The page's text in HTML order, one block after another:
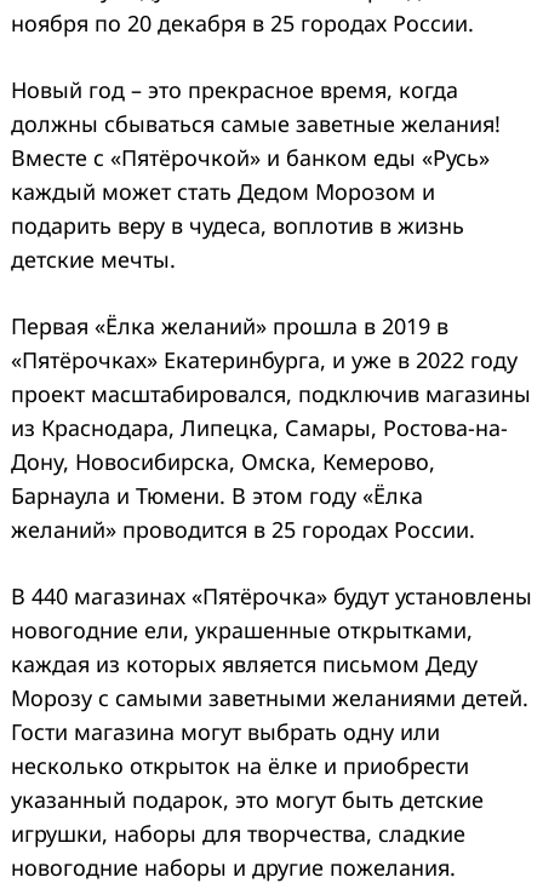
ноября по 20 декабря в 25 городах России.
Новый год – это прекрасное время, когда
должны сбываться самые заветные желания!
Вместе с «Пятёрочкой» и банком еды «Русь»
каждый может стать Дедом Морозом и
подарить веру в чудеса, воплотив в жизнь
детские мечты.
Первая «Ёлка желаний» прошла в 2019 в
«Пятёрочках» Екатеринбурга, и уже в 2022 году
проект масштабировался, подключив магазины
из Краснодара, Липецка, Самары, Ростова-на-
Дону, Новосибирска, Омска, Кемерово,
Барнаула и Тюмени. В этом году «Ёлка
желаний» проводится в 25 городах России.
В 440 магазинах «Пятёрочка» будут установлены
новогодние ели, украшенные открытками,
каждая из которых является письмом Деду
Морозу с самыми заветными желаниями детей.
Гости магазина могут выбрать одну или
несколько открыток на ёлке и приобрести
указанный подарок, это могут быть детские
игрушки, наборы для творчества, сладкие
новогодние наборы и другие пожелания.